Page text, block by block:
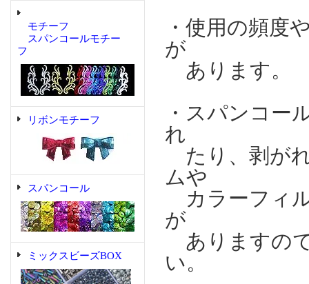
モチーフ
スパンコールモチー
フ
リボンモチーフ
スパンコール
ミックスビーズBOX
・使用の頻度
が
あります。
・スパンコー
れ
たり、剥が
ムや
カラーフィ
が
ありますの
い。